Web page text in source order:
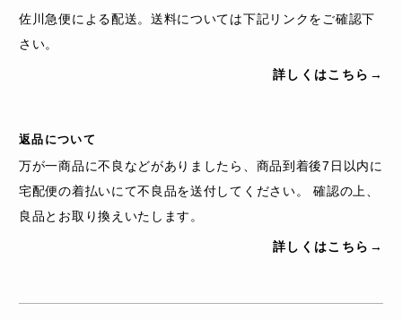
佐川急便による配送。送料については下記リンクをご確認下
さい。
詳しくはこちら→
返品について
万が一商品に不良などがありましたら、商品到着後7日以内に
宅配便の着払いにて不良品を送付してください。 確認の上、
良品とお取り換えいたします。
詳しくはこちら→